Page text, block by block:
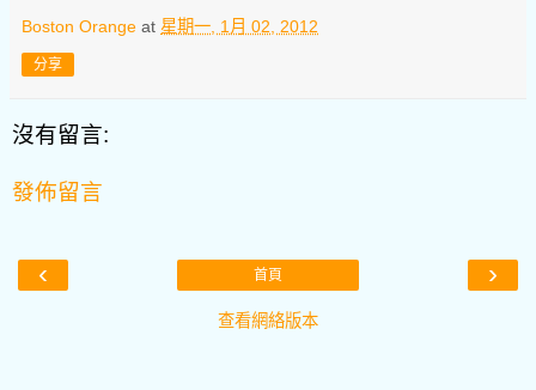
Boston Orange at 星期一, 1月 02, 2012
分享
沒有留言:
發佈留言
‹ ›
首頁
查看網絡版本